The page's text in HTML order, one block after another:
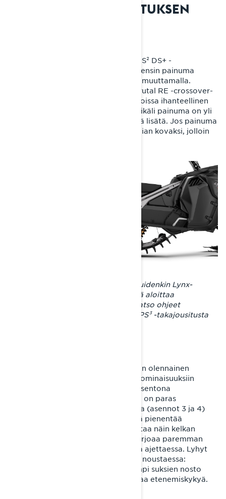
PPS² DS+ -TAKAJOUSITUKSEN
Syvän lumen ajoon tarkoitettuun PPS² DS+ -
takajousitukseen on tärkeää säätää ensin painuma
kohdalleen takajousen esijännitystä muuttamalla.
Shredder- syvän lumen kelkoissa, Brutal RE -crossover-
kelkassa sekä 49 Ranger -hyötykelkoissa ihanteellinen
takapukin painuma on 85-95 mm. Mikäli painuma on yli
95 mm, on jousen esijännitystä syytä lisätä. Jos painuma
jää alle 85 mm:n, on jousi säädetty liian kovaksi, jolloin
PPS² DS+ -takajousituksen, kuten muidenkin Lynx-
takajousitusten säätäminen, on hyvä aloittaa
asettamalla painuma kohdalleen. Katso ohjeet
painuman mittaamiseen ylempää PPS³ -takajousitusta
Etupukin rajoitinremmin asennolla on olennainen
vaikutus PPS² DS+ -takajousituksen ominaisuuksiin
syvässä lumessa ajettaessa. Oletusasentona
rajoitinremmi on asetuksessa 2, joka on paras
yleisasetus. Lyhyemmissä asennoissa (asennot 3 ja 4)
remmi vetää etupukkia kasaan, mikä pienentää
jousituksen kohtauskulmaa ja parantaa näin kelkan
kykyä nousta lumen pinnalle sekä tarjoaa paremman
käsiteltävyyden pehmeässä lumessa ajettaessa. Lyhyt
asento on paras myös jyrkkiä mäkiä noustaessa:
pienempi kohtauskulma ja vähäisempi suksien nosto
helpottaa kelkan hallintaa ja parantaa etenemiskykyä.